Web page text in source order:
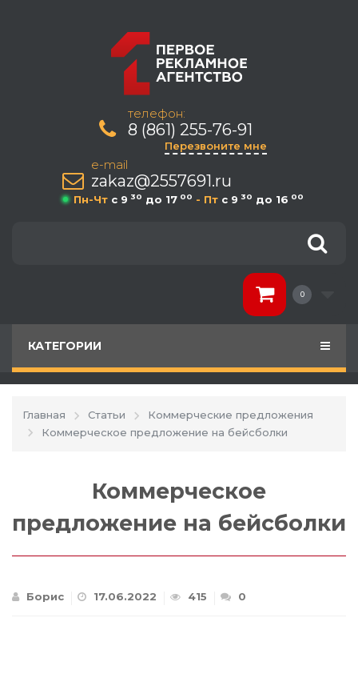
телефон:
8 (861) 255-76-91
Перезвоните мне
e-mail
zakaz@2557691.ru
Пн-Чт c 9 30 до 17 00 - Пт c 9 30 до 16 00
0
КАТЕГОРИИ
Главная Статьи
Коммерческие предложения
Коммерческое предложение на бейсболки
Коммерческое
предложение на бейсболки
Борис 17.06.2022 415 0